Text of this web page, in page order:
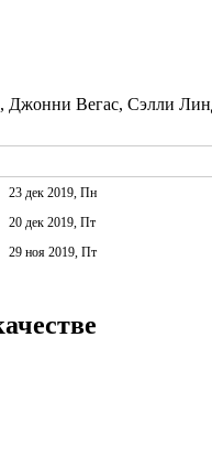
Джонни Вегас, Сэлли
23 дек 2019, Пн
20 дек 2019, Пт
29 ноя 2019, Пт